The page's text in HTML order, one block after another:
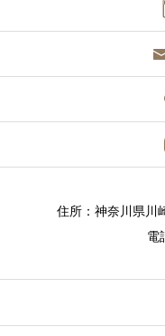
住所：神奈川県川
電